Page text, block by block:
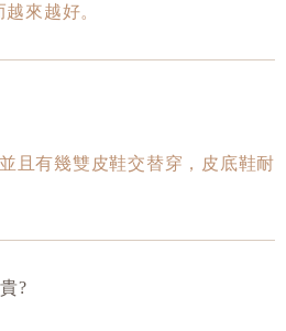
來越好。
且有幾雙皮鞋交替穿，皮底鞋耐
?